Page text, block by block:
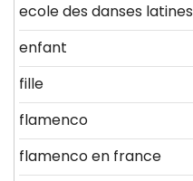
ecole des danses latines
enfant
fille
flamenco
flamenco en france